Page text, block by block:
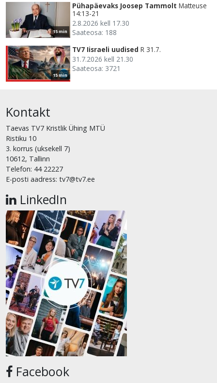
15 min
Pühapäevaks Joosep Tammolt Matteuse
14:13-21
2.8.2026 kell 17.30
Saateosa: 188
15 min
TV7 Iisraeli uudised R 31.7.
31.7.2026 kell 21.30
Saateosa: 3721
Kontakt
Taevas TV7 Kristlik Ühing MTÜ
Ristiku 10
3. korrus (uksekell 7)
10612, Tallinn
Telefon: 44 22227
E-posti aadress: tv7@tv7.ee
LinkedIn
Facebook